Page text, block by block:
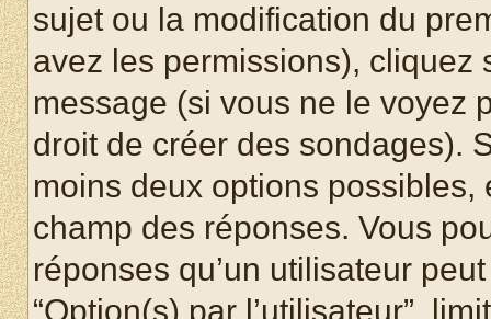
sujet ou la modification du
avez les permissions), cliquez
message (si vous ne le voyez
droit de créer des sondages).
moins deux options
champ des réponses. Vous
réponses qu’un utilisateur
“Option(s) par l’utilisateur”,